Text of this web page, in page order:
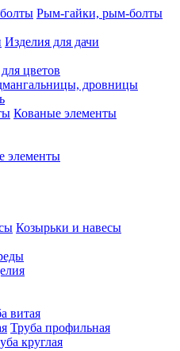
Рым-гайки, рым-болты
Изделия для дачи
цветов
дровницы
Кованые элементы
элементы
Козырьки и навесы
витая
Труба профильная
круглая